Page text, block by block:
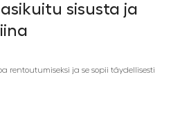
sisusta ja
rentoutumiseksi ja se sopii täydellisesti